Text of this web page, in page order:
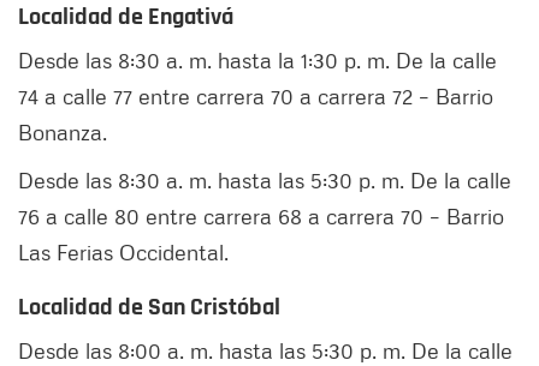
Localidad de Engativá
Desde las 8:30 a. m. hasta la 1:30 p. m. De la calle
74 a calle 77 entre carrera 70 a carrera 72 – Barrio
Bonanza.
Desde las 8:30 a. m. hasta las 5:30 p. m. De la calle
76 a calle 80 entre carrera 68 a carrera 70 – Barrio
Las Ferias Occidental.
Localidad de San Cristóbal
Desde las 8:00 a. m. hasta las 5:30 p. m. De la calle